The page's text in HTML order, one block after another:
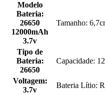
Modelo
Bateria:
26650
12000mAh
3.7v
Tamanho:
Tipo de
Bateria:
26650
Capacidade:
Voltagem:
3.7v
Bateria Lítio: